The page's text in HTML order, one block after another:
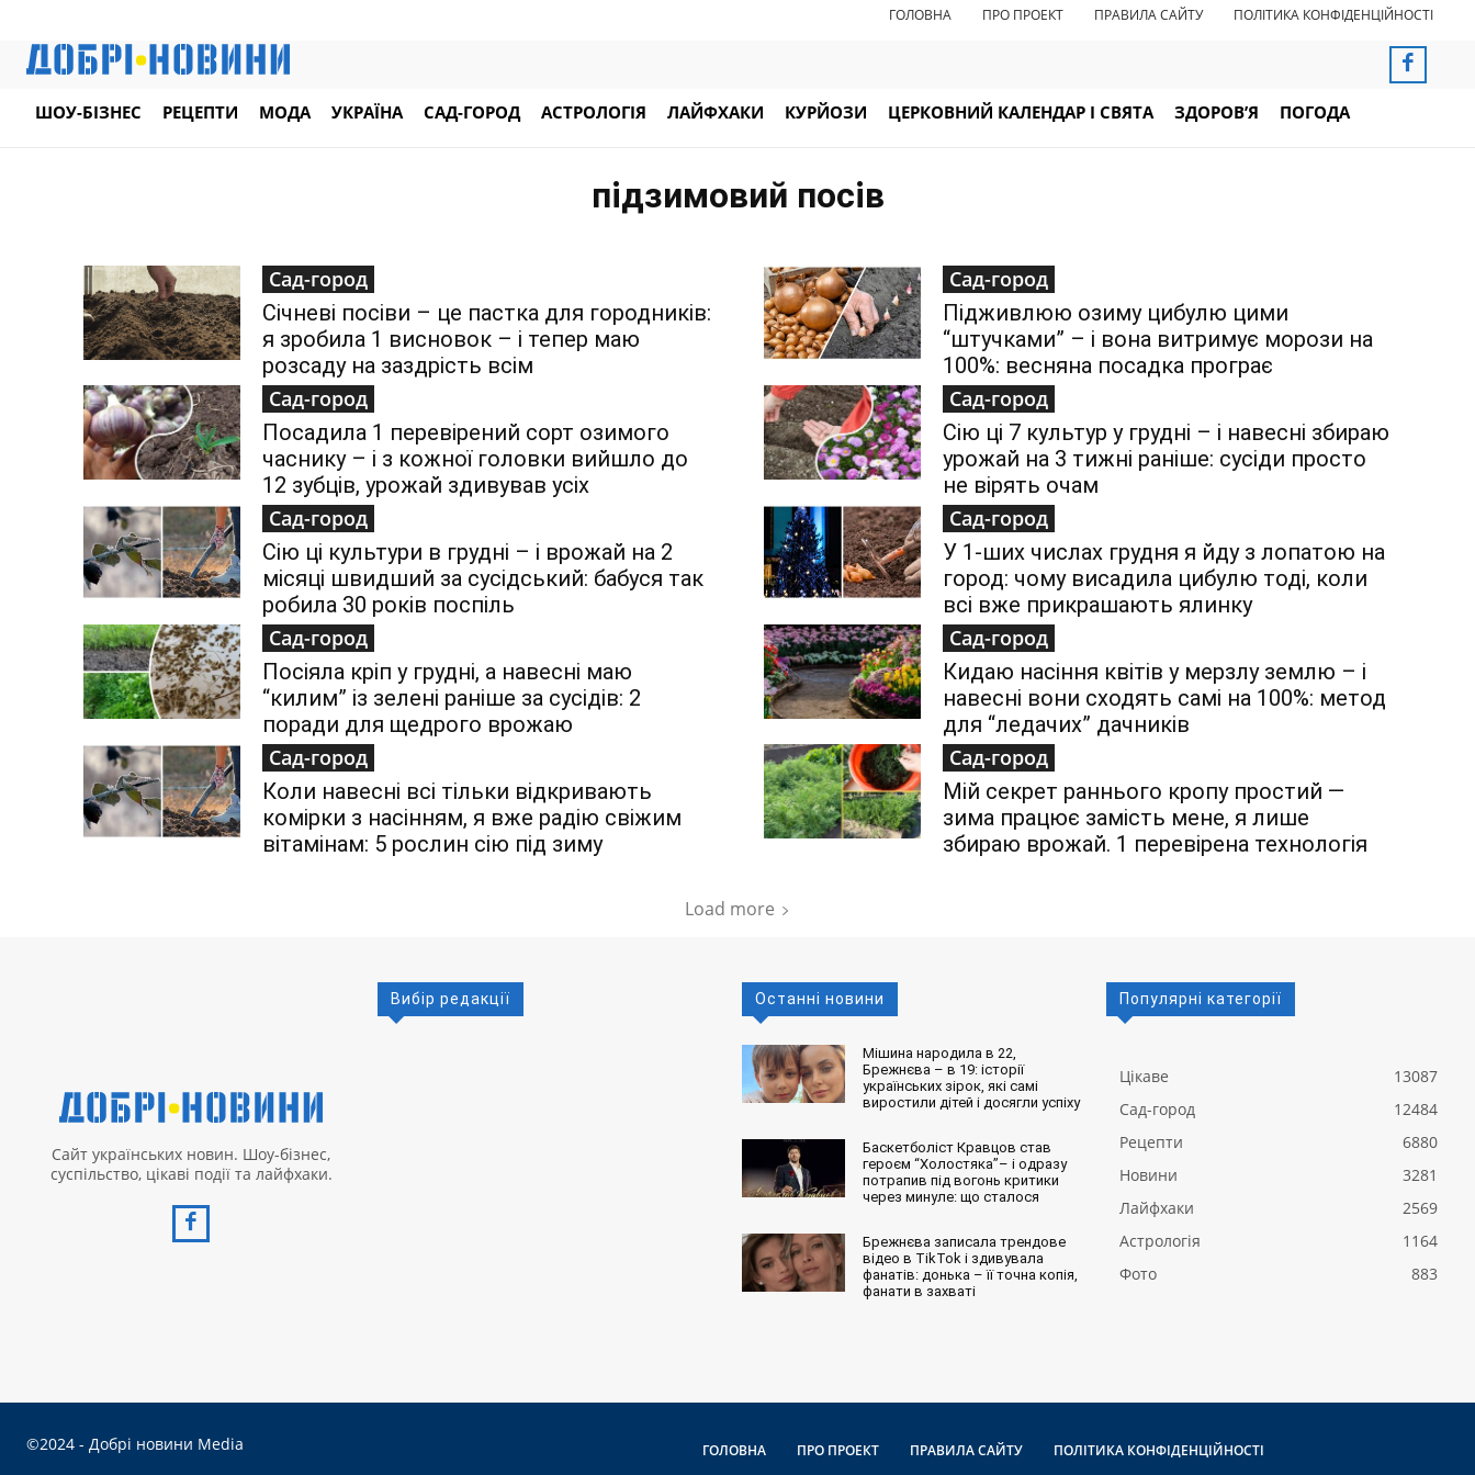
ГОЛОВНА ПРО ПРОЕКТ ПРАВИЛА САЙТУ ПОЛІТИКА КОНФІДЕНЦІЙНОСТІ
ШОУ-БІЗНЕС РЕЦЕПТИ МОДА УКРАЇНА САД-ГОРОД АСТРОЛОГІЯ ЛАЙФХАКИ КУРЙОЗИ ЦЕРКОВНИЙ КАЛЕНДАР І СВЯТА ЗДОРОВ’Я ПОГОДА
підзимовий посів
Сад-город
Січневі посіви – це пастка для городників:
я зробила 1 висновок – і тепер маю
розсаду на заздрість всім
Сад-город
Підживлюю озиму цибулю цими
“штучками” – і вона витримує морози на
100%: весняна посадка програє
Сад-город
Посадила 1 перевірений сорт озимого
часнику – і з кожної головки вийшло до
12 зубців, урожай здивував усіх
Сад-город
Сію ці 7 культур у грудні – і навесні збираю
урожай на 3 тижні раніше: сусіди просто
не вірять очам
Сад-город
Сію ці культури в грудні – і врожай на 2
місяці швидший за сусідський: бабуся так
робила 30 років поспіль
Сад-город
У 1-ших числах грудня я йду з лопатою на
город: чому висадила цибулю тоді, коли
всі вже прикрашають ялинку
Сад-город
Посіяла кріп у грудні, а навесні маю
“килим” із зелені раніше за сусідів: 2
поради для щедрого врожаю
Сад-город
Кидаю насіння квітів у мерзлу землю – і
навесні вони сходять самі на 100%: метод
для “ледачих” дачників
Сад-город
Коли навесні всі тільки відкривають
комірки з насінням, я вже радію свіжим
вітамінам: 5 рослин сію під зиму
Сад-город
Мій секрет раннього кропу простий —
зима працює замість мене, я лише
збираю врожай. 1 перевірена технологія
Load more
Сайт українських новин. Шоу-бізнес,
суспільство, цікаві події та лайфхаки.
Вибір редакції Останні новини
Мішина народила в 22,
Брежнєва – в 19: історії
українських зірок, які самі
виростили дітей і досягли успіху
Баскетболіст Кравцов став
героєм “Холостяка”– і одразу
потрапив під вогонь критики
через минуле: що сталося
Брежнєва записала трендове
відео в TikTok і здивувала
фанатів: донька – її точна копія,
фанати в захваті
Популярні категорії
Цікаве
13087
Сад-город
12484
Рецепти
6880
Новини
3281
Лайфхаки
2569
Астрологія
1164
Фото
883
©2024 - Добрі новини Media ГОЛОВНА ПРО ПРОЕКТ ПРАВИЛА САЙТУ ПОЛІТИКА КОНФІДЕНЦІЙНОСТІ